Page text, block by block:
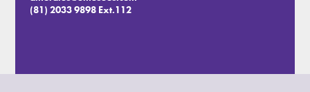
(81) 2033 9898 Ext.112